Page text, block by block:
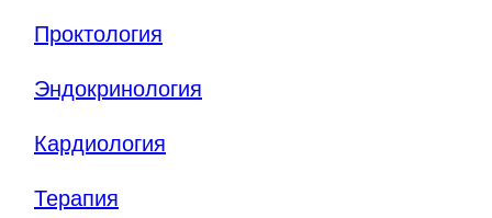
Проктология
Эндокринология
Кардиология
Терапия